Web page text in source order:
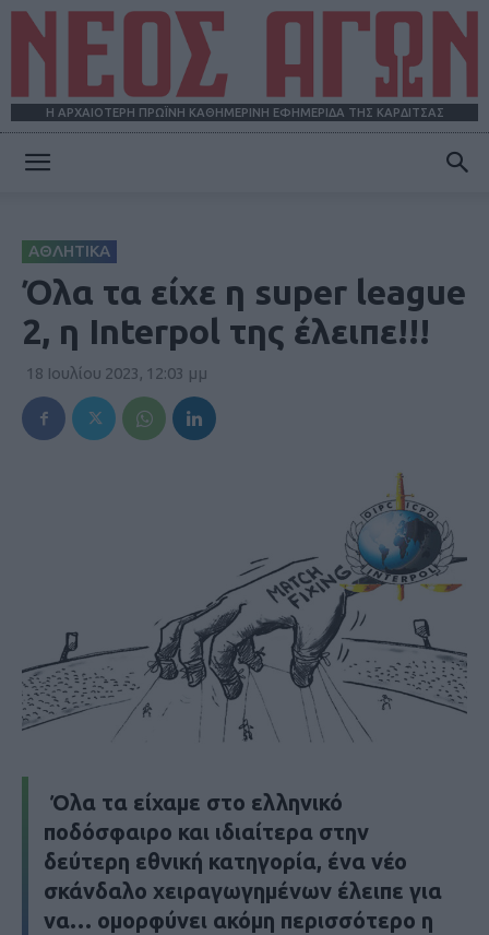
Η ΑΡΧΑΙΟΤΕΡΗ ΠΡΩΪΝΗ ΚΑΘΗΜΕΡΙΝΗ ΕΦΗΜΕΡΙΔΑ ΤΗΣ ΚΑΡΔΙΤΣΑΣ
ΑΘΛΗΤΙΚΑ
Όλα τα είχε η super league
2, η Interpol της έλειπε!!!
18 Ιουλίου 2023, 12:03 μμ
Όλα τα είχαμε στο ελληνικό
ποδόσφαιρο και ιδιαίτερα στην
δεύτερη εθνική κατηγορία, ένα νέο
σκάνδαλο χειραγωγημένων έλειπε για
να… ομορφύνει ακόμη περισσότερο η